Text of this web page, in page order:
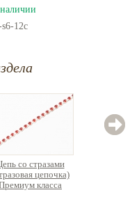
12c
со стразами
цепочка)
класса